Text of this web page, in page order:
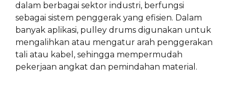
dalam berbagai sektor industri, berfungsi
sebagai sistem penggerak yang efisien. Dalam
banyak aplikasi, pulley drums digunakan untuk
mengalihkan atau mengatur arah penggerakan
tali atau kabel, sehingga mempermudah
pekerjaan angkat dan pemindahan material.